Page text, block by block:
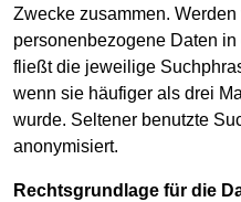
Zwecke zusammen.
personenbezogene Daten
fließt die jeweilige
wenn sie häufiger als drei
wurde. Seltener benutzte
anonymisiert.
Rechtsgrundlage für die